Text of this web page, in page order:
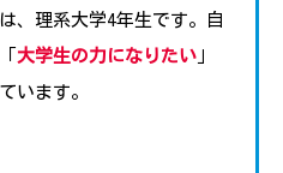
、理系大学4年生です。自
大学生の力になりたい」
います。